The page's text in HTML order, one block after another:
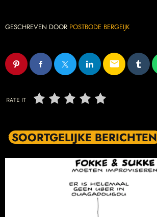
GESCHREVEN DOOR POSTBODE BERGEIJK
email
RATE IT
SOORTGELIJKE BERICHTEN